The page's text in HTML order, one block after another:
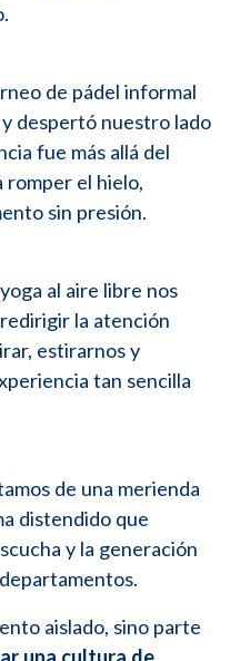
de pádel informal
despertó nuestro lado
fue más allá del
romper el hielo,
sin presión.
al aire libre nos
la atención
estirarnos y
tan sencilla
de una merienda
distendido que
y la generación
aislado, sino parte